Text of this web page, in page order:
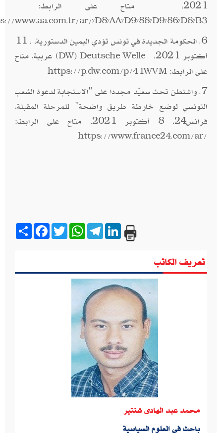
2021، متاح على الرابط:
www.aa.com.tr/ar/%D8%AA%D9%88%D9%86%D8%B3
6. الحكومة الجديدة في تونس تؤدي اليمين الدستورية، ، 11
أكتوبر 2021،
Deutsche Welle
(
DW) عربية, متاح
على الرابط: https://p.dw.com/p/41WVM
7. واشنطن تحث سعيّد مجددا على "الاستجابة لدعوة الشعب
التونسي لوضع خارطة طريق واضحة" للمرحلة المقبلة،
فرانس24، 8 أكتوبر 2021، متاح على الرابط:
https://www.france24.com/ar/
Share
FacebookTwitter
WhatsApp
Telegram
LinkedIn
تعريف الكاتب
محمد عبد الهادى شنتير
باحث فى العلوم السياسية